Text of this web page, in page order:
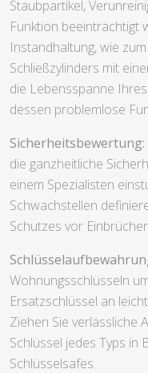
Staubpartikel,
Funktion beeinträchtigt
Instandhaltung, wie
Schließzylinders mit
die Lebensspanne
dessen problemlose
Sicherheitsbewertung:
die ganzheitliche
einem Spezialisten
Schwachstellen
Schutzes vor
Wohnungsschlüsseln
Ersatzschlüssel an
Ziehen Sie verlässliche
Schlüssel jedes Typs in
Schlüsselsafes.